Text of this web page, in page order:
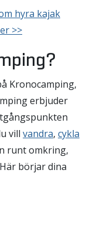
hyra kajak
>>
Kronocamping,
erbjuder
vill vandra, cykla
runt omkring,
börjar dina